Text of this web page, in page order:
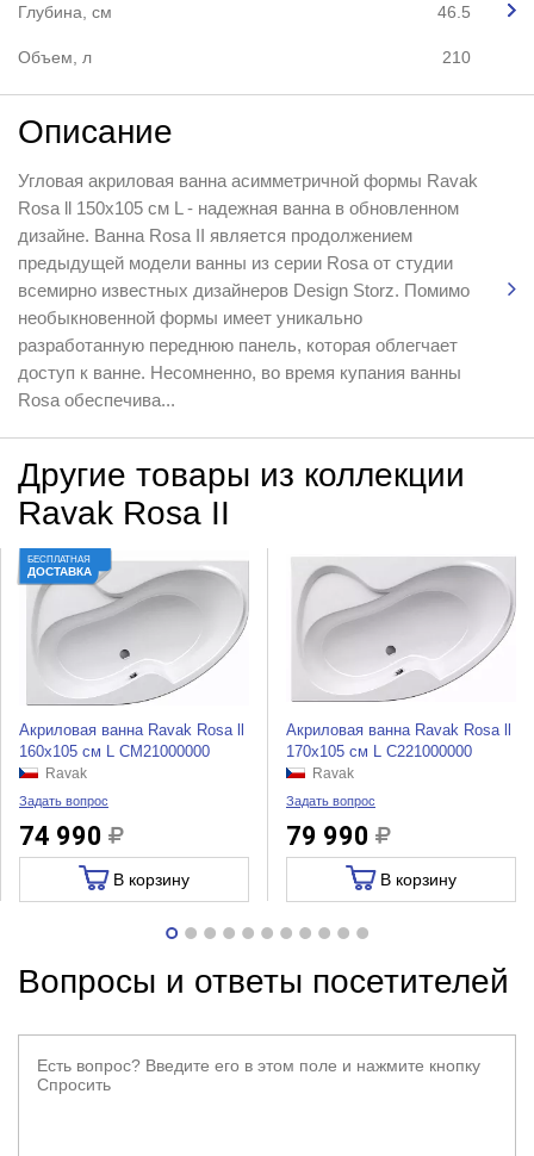
Глубина, см 46.5
Объем, л 210
Описание
Угловая акриловая ванна асимметричной формы Ravak
Rosa ll 150x105 см L - надежная ванна в обновленном
дизайне. Ванна Rosa II является продолжением
предыдущей модели ванны из серии Rosa от студии
всемирно известных дизайнеров Design Storz. Помимо
необыкновенной формы имеет уникально
разработанную переднюю панель, которая облегчает
доступ к ванне. Несомненно, во время купания ванны
Rosa обеспечива...
Другие товары из коллекции
Ravak Rosa II
БЕСПЛАТНАЯ
ДОСТАВКА
Акриловая ванна Ravak Rosa ll
160x105 см L CM21000000
Ravak
Задать вопрос
74 990
В корзину
Акриловая ванна Ravak Rosa ll
170x105 см L C221000000
Ravak
Задать вопрос
79 990
В корзину
Вопросы и ответы посетителей